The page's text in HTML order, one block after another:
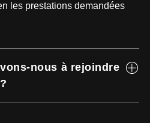
les prestations demandées
nous à rejoindre